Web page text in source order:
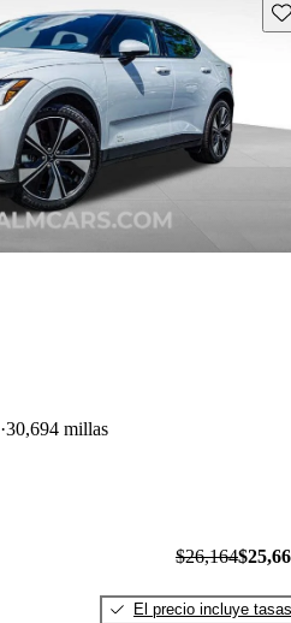
30,694 millas
$26,164
El precio incluye tasas